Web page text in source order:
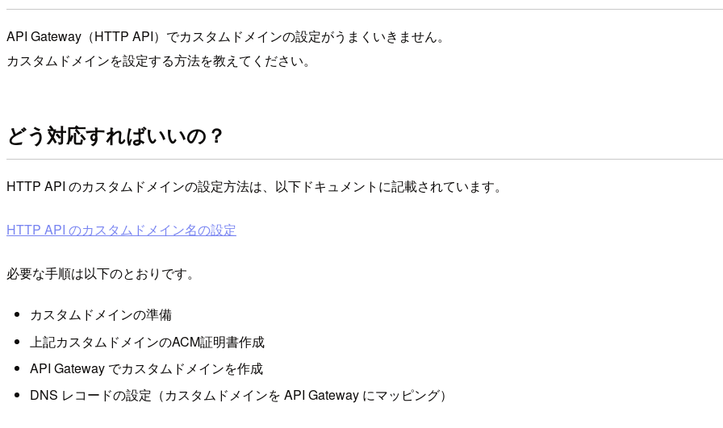
API Gateway（HTTP API）でカスタムドメインの設定がうまくいきません。
カスタムドメインを設定する方法を教えてください。
どう対応すればいいの？
HTTP API のカスタムドメインの設定方法は、以下ドキュメントに記載されています。
HTTP API のカスタムドメイン名の設定
必要な手順は以下のとおりです。
カスタムドメインの準備
上記カスタムドメインのACM証明書作成
API Gateway でカスタムドメインを作成
DNS レコードの設定（カスタムドメインを API Gateway にマッピング）